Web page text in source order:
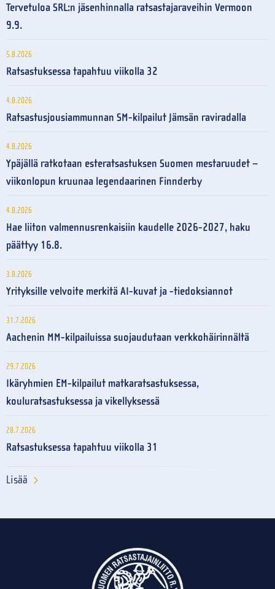
Tervetuloa SRL:n jäsenhinnalla ratsastajaraveihin Vermoon
9.9.
5.8.2026
Ratsastuksessa tapahtuu viikolla 32
4.8.2026
Ratsastusjousiammunnan SM-kilpailut Jämsän raviradalla
4.8.2026
Ypäjällä ratkotaan esteratsastuksen Suomen mestaruudet –
viikonlopun kruunaa legendaarinen Finnderby
4.8.2026
Hae liiton valmennusrenkaisiin kaudelle 2026-2027, haku
päättyy 16.8.
3.8.2026
Yrityksille velvoite merkitä AI-kuvat ja -tiedoksiannot
31.7.2026
Aachenin MM-kilpailuissa suojaudutaan verkkohäirinnältä
29.7.2026
Ikäryhmien EM-kilpailut matkaratsastuksessa,
kouluratsastuksessa ja vikellyksessä
28.7.2026
Ratsastuksessa tapahtuu viikolla 31
Lisää